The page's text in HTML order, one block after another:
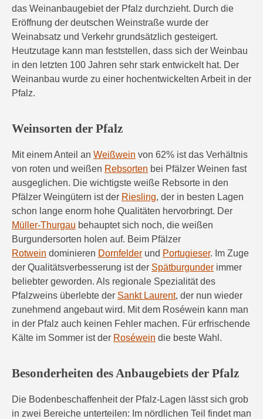
das Weinanbaugebiet der Pfalz durchzieht. Durch die
Eröffnung der deutschen Weinstraße wurde der
Weinabsatz und Verkehr grundsätzlich gesteigert.
Heutzutage kann man feststellen, dass sich der Weinbau
in den letzten 100 Jahren sehr stark entwickelt hat. Der
Weinanbau wurde zu einer hochentwickelten Arbeit in der
Pfalz.
Weinsorten der Pfalz
Mit einem Anteil an Weißwein von 62% ist das Verhältnis
von roten und weißen Rebsorten bei Pfälzer Weinen fast
ausgeglichen. Die wichtigste weiße Rebsorte in den
Pfälzer Weingütern ist der Riesling, der in besten Lagen
schon lange enorm hohe Qualitäten hervorbringt. Der
Müller-Thurgau behauptet sich noch, die weißen
Burgundersorten holen auf. Beim Pfälzer
Rotwein dominieren Dornfelder und Portugieser. Im Zuge
der Qualitätsverbesserung ist der Spätburgunder immer
beliebter geworden. Als regionale Spezialität des
Pfalzweins überlebte der Sankt Laurent, der nun wieder
zunehmend angebaut wird. Mit dem Roséwein kann man
in der Pfalz auch keinen Fehler machen. Für erfrischende
Kälte im Sommer ist der Roséwein die beste Wahl.
Besonderheiten des Anbaugebiets der Pfalz
Die Bodenbeschaffenheit der Pfalz-Lagen lässt sich grob
in zwei Bereiche unterteilen: Im nördlichen Teil findet man